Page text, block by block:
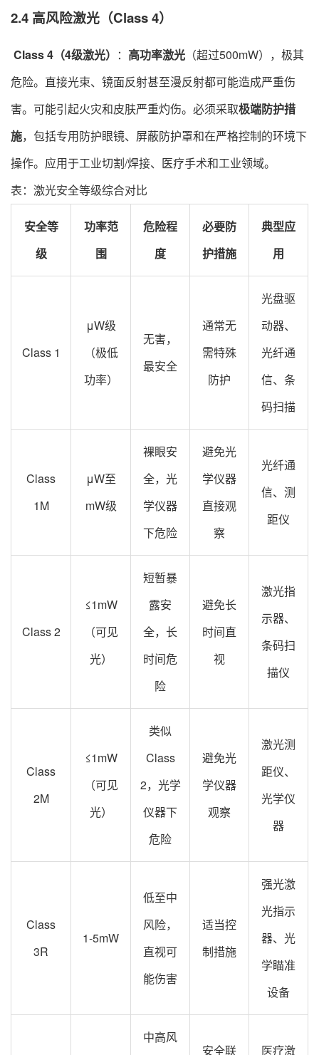
2.4 高风险激光（Class 4）
Class 4（4级激光） ： 高功率激光 （超过500mW），极其
危险。直接光束、镜面反射甚至漫反射都可能造成严重伤
害。可能引起火灾和皮肤严重灼伤。必须采取极端防护措
施，包括专用防护眼镜、屏蔽防护罩和在严格控制的环境下
操作。应用于工业切割/焊接、医疗手术和工业领域。
表：激光安全等级综合对比
安全等
级​
功率范
围​
危险程
度​
必要防
护措施​
典型应
用​
Class 1
μW级
（极低
功率）
无害，
最安全
通常无
需特殊
防护
光盘驱
动器、
光纤通
信、条
码扫描
Class
1M
μW至
mW级
裸眼安
全，光
学仪器
下危险
避免光
学仪器
直接观
察
光纤通
信、测
距仪
Class 2
≤1mW
（可见
光）
短暂暴
露安
全，长
时间危
险
避免长
时间直
视
激光指
示器、
条码扫
描仪
Class
2M
≤1mW
（可见
光）
类似
Class
2，光学
仪器下
危险
避免光
学仪器
观察
激光测
距仪、
光学仪
器
Class
3R
1-5mW
低至中
风险，
直视可
能伤害
适当控
制措施
强光激
光指示
器、光
学瞄准
设备
中高风
安全联
医疗激